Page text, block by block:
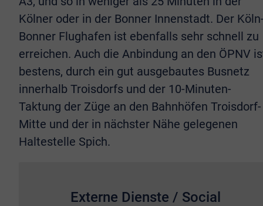
Kölner oder in der Bonner Innenstadt. Der
Bonner Flughafen ist ebenfalls sehr schnell zu
erreichen. Auch die Anbindung an den ÖPNV
bestens, durch ein gut ausgebautes Busnetz
innerhalb Troisdorfs und der 10-Minuten-
Taktung der Züge an den Bahnhöfen Troisdorf-
Mitte und der in nächster Nähe gelegenen
Haltestelle Spich.
Externe Dienste / Social